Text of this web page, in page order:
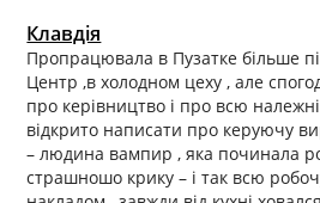
Клавдія
Пропрацювала в Пузатке більше
Центр ,в холодном цеху , але
про керівництво і про всю
відкрито написати про керуючу
– людина вампир , яка починала
страшношо крику – і так всю